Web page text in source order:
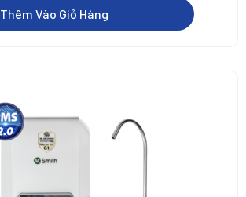
Thêm Vào Giỏ Hàng